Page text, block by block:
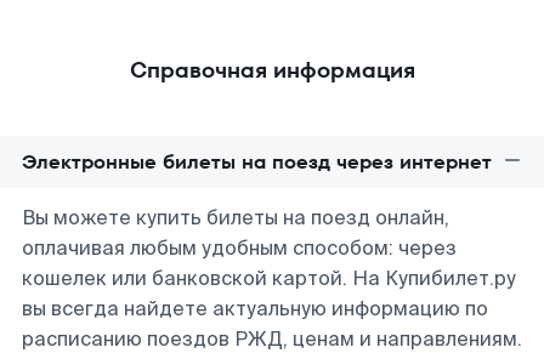
Справочная информация
Электронные билеты на поезд через интернет
Вы можете купить билеты на поезд онлайн,
оплачивая любым удобным способом: через
кошелек или банковской картой. На Купибилет.ру
вы всегда найдете актуальную информацию по
расписанию поездов РЖД, ценам и направлениям.